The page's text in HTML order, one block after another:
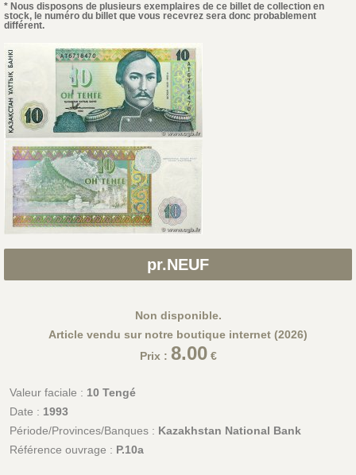
* Nous disposons de plusieurs exemplaires de ce billet de collection en
stock, le numéro du billet que vous recevrez sera donc probablement
différent.
pr.NEUF
Non disponible.
Article vendu sur notre boutique internet (2026)
Prix : 8.00€
Valeur faciale : 10 Tengé
Date : 1993
Période/Provinces/Banques : Kazakhstan National Bank
Référence ouvrage : P.10a